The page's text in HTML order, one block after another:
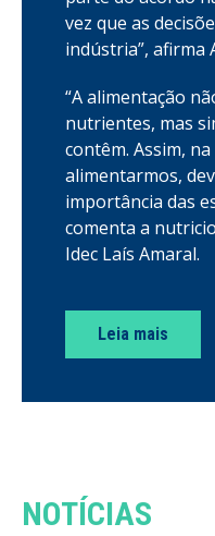
vez que as
indústria”, afirma
“A alimentação
nutrientes, mas
contêm. Assim,
alimentarmos,
importância das
comenta a
Idec Laís Amaral.
Leia mais
NOTÍCIAS